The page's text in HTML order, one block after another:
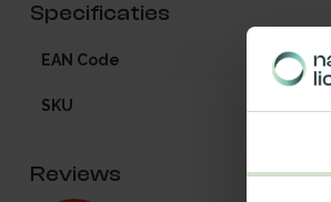
Specificaties
EAN Code
SKU
Reviews